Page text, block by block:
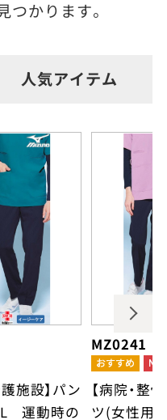
つかります。
護施設】パン
運動時の
MZ0241
【病院・整
ツ(女性用
人気アイテム